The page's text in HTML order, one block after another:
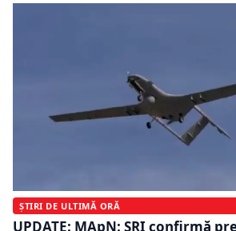
ȘTIRI DE ULTIMĂ ORĂ
UPDATE: MApN: SRI confirmă